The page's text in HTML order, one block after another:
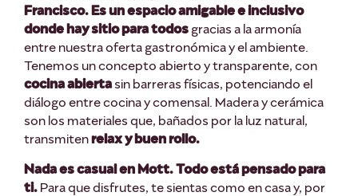
Francisco. Es un espacio amigable e inclusivo
donde hay sitio para todos gracias a la armonía
entre nuestra oferta gastronómica y el ambiente.
Tenemos un concepto abierto y transparente, con
cocina abiertasin barreras físicas, potenciando el
diálogo entre cocina y comensal. Madera y cerámica
son los materiales que, bañados por la luz natural,
transmitenrelax y buen rollo.
Nada es casual en Mott. Todo está pensado para
ti. Para que disfrutes, te sientas como en casa y, por